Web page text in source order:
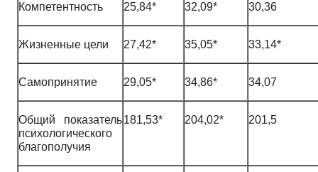
Компетентность 25,84* 32,09* 30,36
Жизненные цели 27,42* 35,05* 33,14*
Самопринятие 29,05* 34,86* 34,07
Общий показатель
психологического
благополучия
181,53* 204,02* 201,5